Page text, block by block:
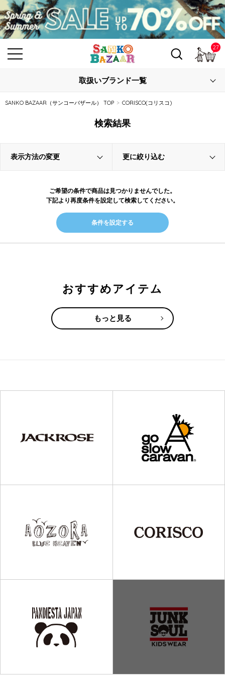
27カ
取扱いブランド一覧
SANKO BAZAAR（サンコーバザール） TOP CORISCO(コリスコ)
検索結果
表示方法の変更 更に絞り込む
ご希望の条件で商品は見つかりませんでした。
下記より再度条件を設定して検索してください。
条件を設定する
おすすめアイテム
もっと見る